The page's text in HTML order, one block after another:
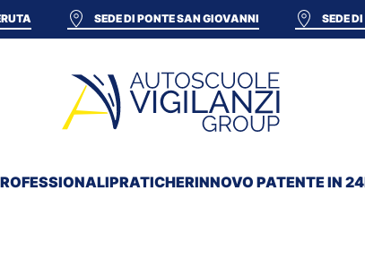
SEDE DI PONTE SAN GIOVANNI SEDE
PRATICHERINNOVO PATENTE IN